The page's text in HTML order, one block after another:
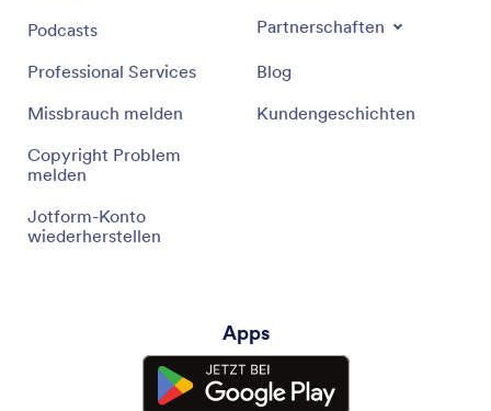
Podcasts
Professional Services
Missbrauch melden
Copyright Problem
melden
Jotform-Konto
wiederherstellen
Partnerschaften
Blog
Kundengeschichten
Apps